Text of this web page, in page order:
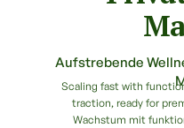
Aufstrebende
Scaling fast with
traction, ready for
Wachstum mit